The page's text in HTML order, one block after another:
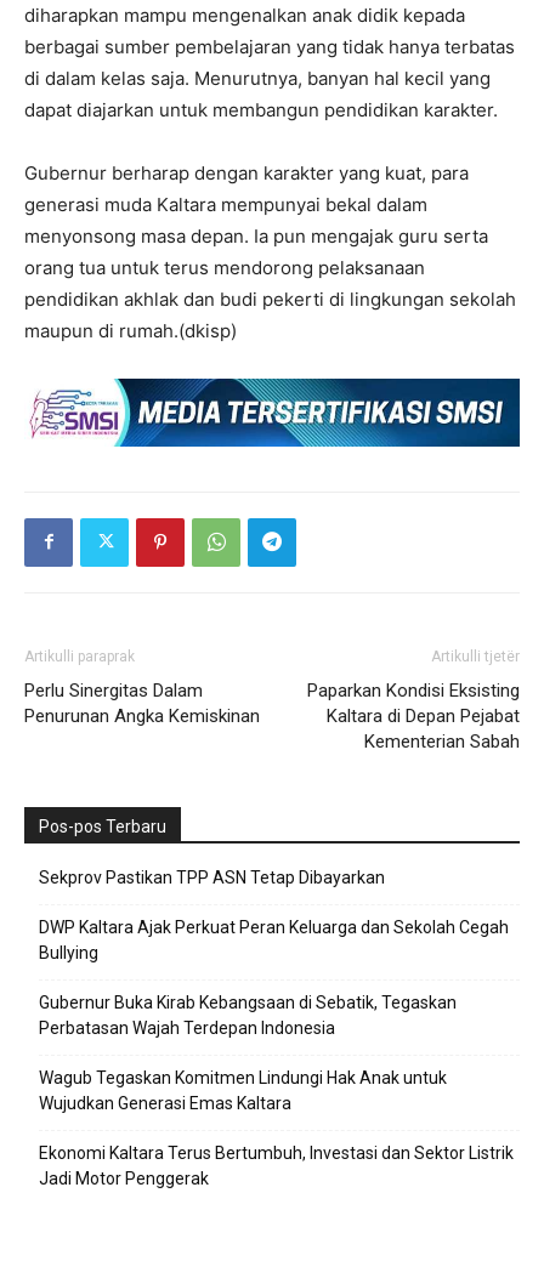
diharapkan mampu mengenalkan anak didik kepada
berbagai sumber pembelajaran yang tidak hanya terbatas
di dalam kelas saja. Menurutnya, banyan hal kecil yang
dapat diajarkan untuk membangun pendidikan karakter.
Gubernur berharap dengan karakter yang kuat, para
generasi muda Kaltara mempunyai bekal dalam
menyonsong masa depan. Ia pun mengajak guru serta
orang tua untuk terus mendorong pelaksanaan
pendidikan akhlak dan budi pekerti di lingkungan sekolah
maupun di rumah.(dkisp)
Artikulli paraprak
Perlu Sinergitas Dalam
Penurunan Angka Kemiskinan
Artikulli tjetër
Paparkan Kondisi Eksisting
Kaltara di Depan Pejabat
Kementerian Sabah
Pos-pos Terbaru
Sekprov Pastikan TPP ASN Tetap Dibayarkan
DWP Kaltara Ajak Perkuat Peran Keluarga dan Sekolah Cegah
Bullying
Gubernur Buka Kirab Kebangsaan di Sebatik, Tegaskan
Perbatasan Wajah Terdepan Indonesia
Wagub Tegaskan Komitmen Lindungi Hak Anak untuk
Wujudkan Generasi Emas Kaltara
Ekonomi Kaltara Terus Bertumbuh, Investasi dan Sektor Listrik
Jadi Motor Penggerak